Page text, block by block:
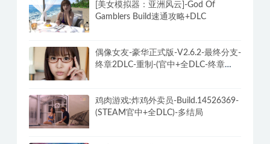
[美女模拟器：亚洲风云]-God Of
Gamblers Build速通攻略+DLC
偶像女友-豪华正式版-V2.6.2-最终分支-
终章2DLC-重制-(官中+全DLC-终章
鸡肉游戏:炸鸡外卖员-Build.14526369-
(STEAM官中+全DLC)-多结局